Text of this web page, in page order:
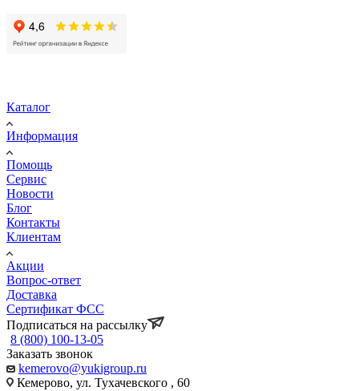
Каталог
Информация
Помощь
Сервис
Новости
Блог
Контакты
Клиентам
Акции
Вопрос-ответ
Доставка
Сертификат ФСС
Подписаться на рассылку
8 (800) 100-13-05
Заказать звонок
kemerovo@yukigroup.ru
Кемерово, ул. Тухачевского , 60